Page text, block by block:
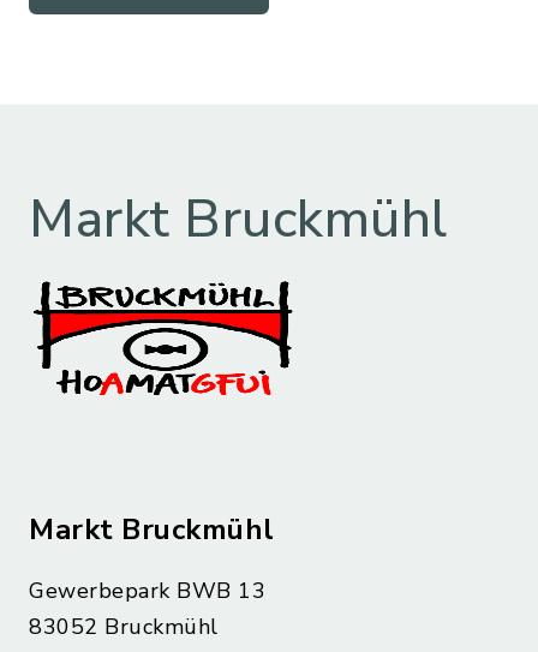
Markt Bruckmühl
Markt Bruckmühl
Gewerbepark BWB 13
83052 Bruckmühl